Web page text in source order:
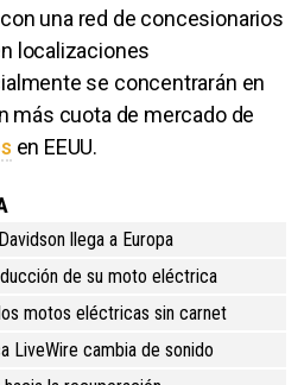
una red de concesionarios
localizaciones
se concentrarán en
más cuota de mercado de
en EEUU.
llega a Europa
de su moto eléctrica
motos eléctricas sin carnet
LiveWire cambia de sonido